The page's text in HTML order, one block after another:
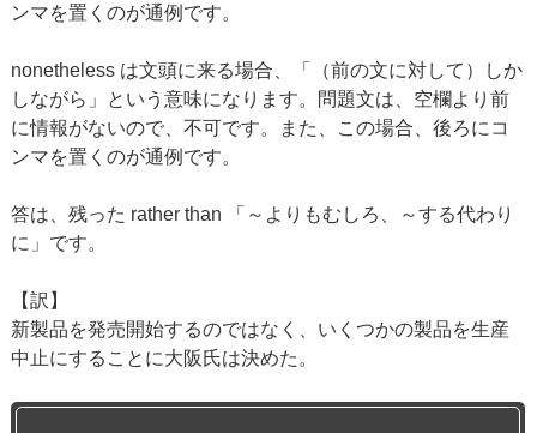
ンマを置くのが通例です。
nonetheless は文頭に来る場合、「（前の文に対して）しか
しながら」という意味になります。問題文は、空欄より前
に情報がないので、不可です。また、この場合、後ろにコ
ンマを置くのが通例です。
答は、残った rather than 「～よりもむしろ、～する代わり
に」です。
【訳】
新製品を発売開始するのではなく、いくつかの製品を生産
中止にすることに大阪氏は決めた。